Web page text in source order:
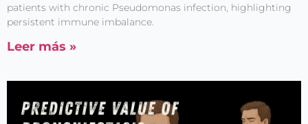
patients with chronic Pseudomonas infection, highlighting
persistent immune imbalance.
Leer más »